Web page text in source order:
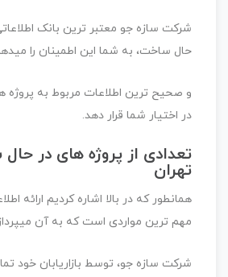
شرکت سازه جو معتبر ترین بانک
حال ساخت، به شما این اطمینان را
و صحیح ترین اطلاعات مربوط به پروژه
در اختیار شما قرار دهد.
تعدادی از پروژه های در
تهران
همانطور که در بالا اشاره کردیم ارائه
مهم ترین مواردی است که به آن
شرکت سازه جو، توسط بازاریابان خود